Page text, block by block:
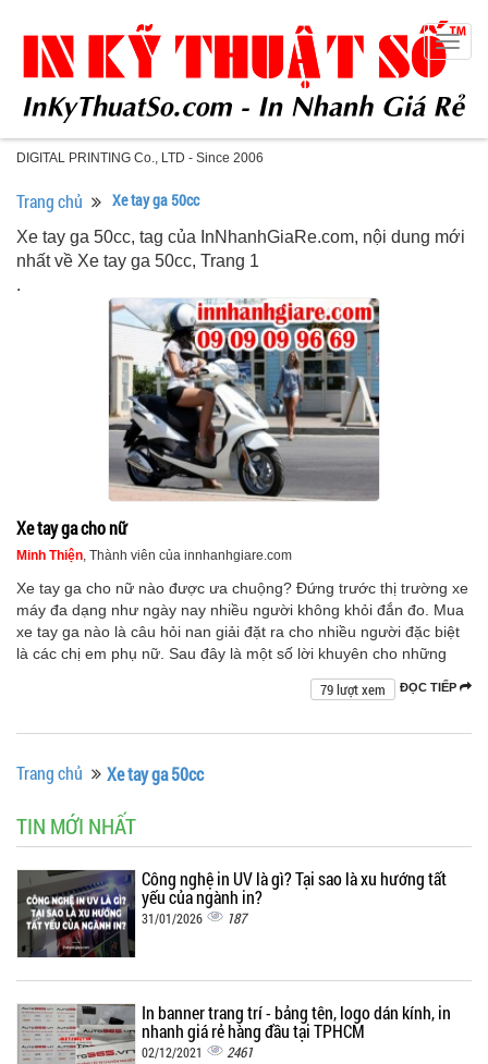
DIGITAL PRINTING Co., LTD - Since 2006
Trang chủ Xe tay ga 50cc
Xe tay ga 50cc, tag của InNhanhGiaRe.com, nội dung mới
nhất về Xe tay ga 50cc, Trang 1
.
Xe tay ga cho nữ
Minh Thiện, Thành viên của innhanhgiare.com
Xe tay ga cho nữ nào được ưa chuộng? Đứng trước thị trường xe
máy đa dạng như ngày nay nhiều người không khỏi đắn đo. Mua
xe tay ga nào là câu hỏi nan giải đặt ra cho nhiều người đặc biệt
là các chị em phụ nữ. Sau đây là một số lời khuyên cho những
ĐỌC TIẾP
79 lượt xem
Trang chủ Xe tay ga 50cc
TIN MỚI NHẤT
Công nghệ in UV là gì? Tại sao là xu hướng tất
yếu của ngành in?
31/01/2026 187
In banner trang trí - bảng tên, logo dán kính, in
nhanh giá rẻ hàng đầu tại TPHCM
02/12/2021 2461